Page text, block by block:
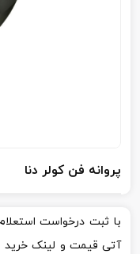
پروانه فن کولر دنا
با ثبت درخواست
آتی قیمت و لینک خرید